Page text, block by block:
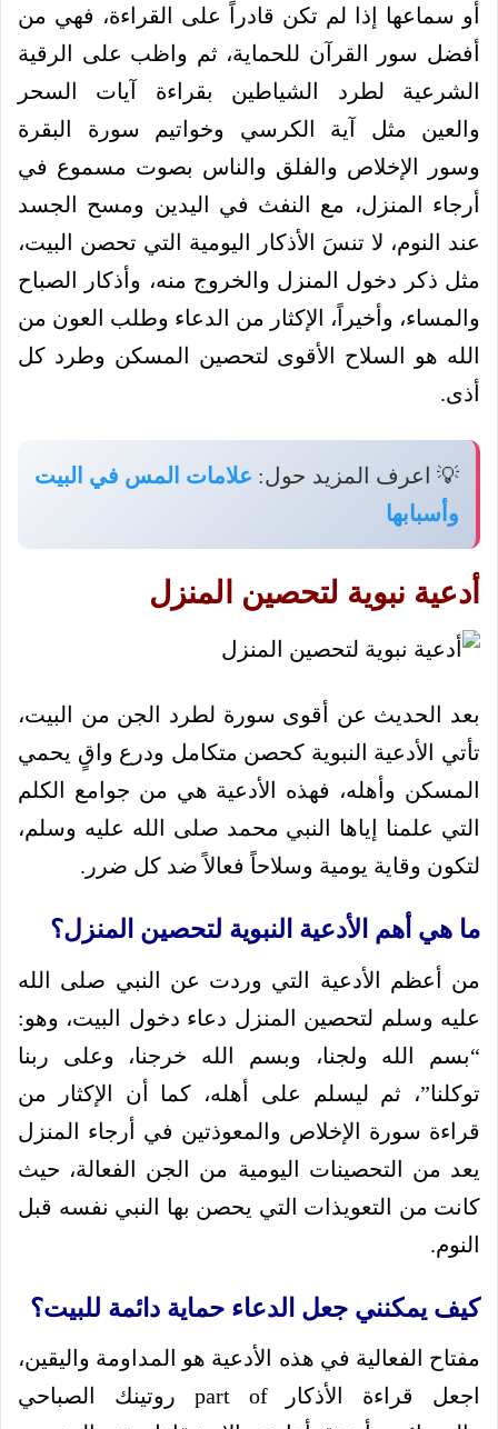
أو سماعها إذا لم تكن قادراً على القراءة، فهي من
أفضل سور القرآن للحماية، ثم واظب على الرقية
الشرعية لطرد الشياطين بقراءة آيات السحر
والعين مثل آية الكرسي وخواتيم سورة البقرة
وسور الإخلاص والفلق والناس بصوت مسموع في
أرجاء المنزل، مع النفث في اليدين ومسح الجسد
عند النوم، لا تنسَ الأذكار اليومية التي تحصن البيت،
مثل ذكر دخول المنزل والخروج منه، وأذكار الصباح
والمساء، وأخيراً، الإكثار من الدعاء وطلب العون من
الله هو السلاح الأقوى لتحصين المسكن وطرد كل
أذى.
💡 اعرف المزيد حول: علامات المس في البيت
وأسبابها
أدعية نبوية لتحصين المنزل
بعد الحديث عن أقوى سورة لطرد الجن من البيت،
تأتي الأدعية النبوية كحصن متكامل ودرع واقٍ يحمي
المسكن وأهله، فهذه الأدعية هي من جوامع الكلم
التي علمنا إياها النبي محمد صلى الله عليه وسلم،
لتكون وقاية يومية وسلاحاً فعالاً ضد كل ضرر.
ما هي أهم الأدعية النبوية لتحصين المنزل؟
من أعظم الأدعية التي وردت عن النبي صلى الله
عليه وسلم لتحصين المنزل دعاء دخول البيت، وهو:
“بسم الله ولجنا، وبسم الله خرجنا، وعلى ربنا
توكلنا”، ثم ليسلم على أهله، كما أن الإكثار من
قراءة سورة الإخلاص والمعوذتين في أرجاء المنزل
يعد من التحصينات اليومية من الجن الفعالة، حيث
كانت من التعويذات التي يحصن بها النبي نفسه قبل
النوم.
كيف يمكنني جعل الدعاء حماية دائمة للبيت؟
مفتاح الفعالية في هذه الأدعية هو المداومة واليقين،
اجعل قراءة الأذكار part of روتينك الصباحي